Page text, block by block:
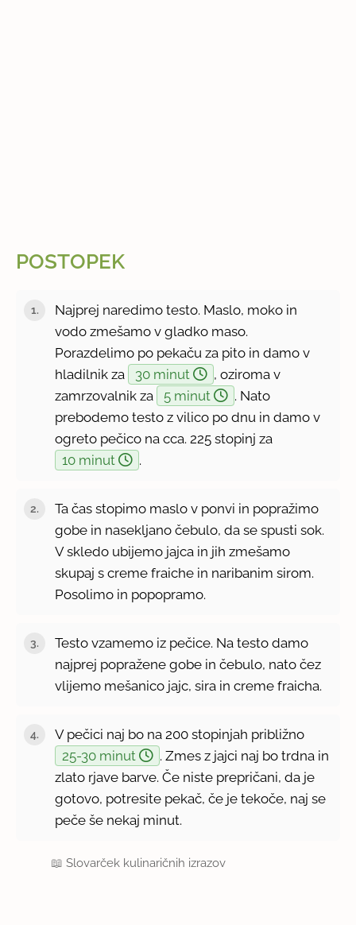
POSTOPEK
Najprej naredimo testo. Maslo, moko in
vodo zmešamo v gladko maso.
Porazdelimo po pekaču za pito in damo v
hladilnik za
30 minut
, oziroma v
zamrzovalnik za
5 minut
. Nato
prebodemo testo z vilico po dnu in damo v
ogreto pečico na cca. 225 stopinj za
10 minut
.
Ta čas stopimo maslo v ponvi in popražimo
gobe in nasekljano čebulo, da se spusti sok.
V skledo ubijemo jajca in jih zmešamo
skupaj s creme fraiche in naribanim sirom.
Posolimo in popopramo.
Testo vzamemo iz pečice. Na testo damo
najprej popražene gobe in čebulo, nato čez
vlijemo mešanico jajc, sira in creme fraicha.
V pečici naj bo na 200 stopinjah približno
25-30 minut
. Zmes z jajci naj bo trdna in
zlato rjave barve. Če niste prepričani, da je
gotovo, potresite pekač, če je tekoče, naj se
peče še nekaj minut.
📖Slovarček kulinaričnih izrazov